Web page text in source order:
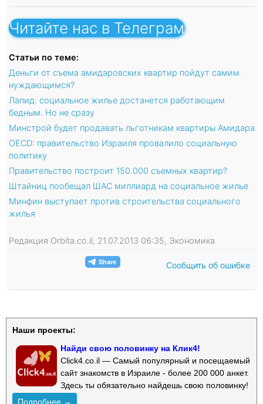
Читайте нас в Телеграм
Статьи по теме:
Деньги от съема амидаровских квартир пойдут самим
нуждающимся?
Лапид: социальное жилье достанется работающим
бедным. Но не сразу
Минстрой будет продавать льготникам квартиры Амидара
OECD: правительство Израиля провалило социальную
политику
Правительство построит 150.000 съемных квартир?
Штайниц пообещал ШАС миллиард на социальное жилье
Минфин выступает против строительства социального
жилья
Редакция Orbita.co.il, 21.07.2013 06:35, Экономика
Сообщить об ошибке
Наши проекты:
Найди свою половинку на Клик4!
Click4.co.il — Самый популярный и посещаемый
сайт знакомств в Израиле - более 200 000 анкет.
Здесь ты обязательно найдешь свою половинку!
Подробнее →